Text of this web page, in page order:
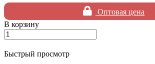
Оптовая цена
В корзину
Быстрый просмотр